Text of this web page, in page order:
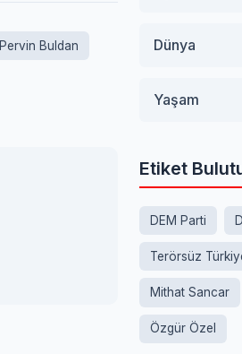
Pervin Buldan Dünya
Yaşam
Etiket
DEM Parti
Terörsüz
Mithat Sancar
Özgür Özel